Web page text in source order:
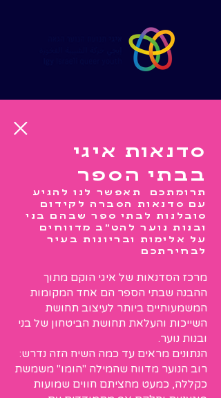
סדנאות איגי
בבתי הספר
תרומתכם תאפשר לנו להגיע
עם סדנאות הסברה לקידום
סובלנות לבתי ספר שבהם בני
ובנות נוער להט״ב מדווחים
על אלימות ובריונות בעיר
לבחירתכם
מרכז הסדנאות של איגי הוקם מתוך
ההבנה שבתי הספר הם אחד המקומות
המשמעותיים ביותר לעיצוב תחושת
השייכות והעלאת תחושת הביטחון של בני
ובנות נוער.
הנתונים מראים עד כמה השיח הזה נדרש:
רוב הנוער מדווח שהמילה "הומו" משמשת
כקללה, כמעט מחציתם חווים שמועות